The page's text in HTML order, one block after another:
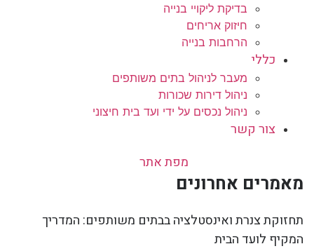
בדיקת ליקויי בנייה
חיזוק אריחים
הרחבות בנייה
כללי
מעבר לניהול בתים משותפים
ניהול דירות שכורות
ניהול נכסים על ידי ועד בית חיצוני
צור קשר
מפת אתר
מאמרים אחרונים
תחזוקת צנרת ואינסטלציה בבתים משותפים: המדריך
המקיף לועד הבית